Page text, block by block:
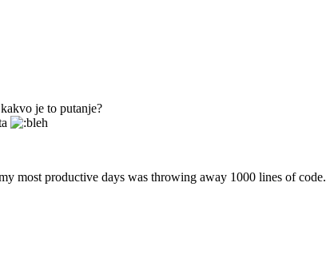
je to putanje?
most productive days was throwing away 1000 lines of code.